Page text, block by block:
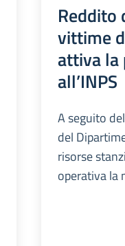
Reddito
vittime
attiva la
all’INPS
A seguito
del
risorse
operativa la